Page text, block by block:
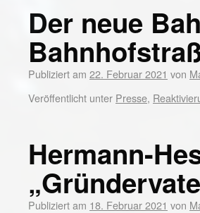
Der neue
Publiziert am 22. Februar 2021 von
Veröffentlicht unter Presse,
Hermann-
Publiziert am 18. Februar 2021 von